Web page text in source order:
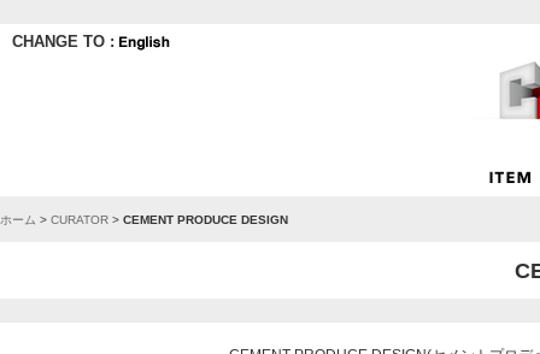
CHANGE TO :
ホーム > CURATOR > CEMENT PRODUCE DESIGN